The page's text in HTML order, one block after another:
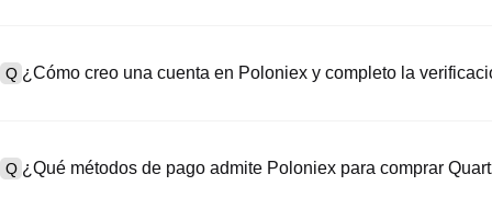
Q ¿Cómo creo una cuenta en Poloniex y completo la
confirmación o el código SMS. Después del registro, dirígete a
Q ¿Qué métodos de pago admite Poloniex para comprar